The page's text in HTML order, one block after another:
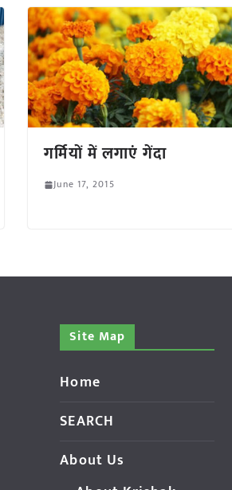
गर्मियों में लगाएं गेंदा
June 17, 2015
Site Map
Home
SEARCH
About Us